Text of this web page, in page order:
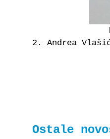
2. Andrea
Ostale